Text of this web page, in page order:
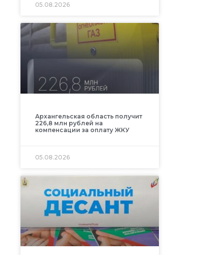
05.08.2026
Архангельская область получит
226,8 млн рублей на
компенсации за оплату ЖКУ
05.08.2026